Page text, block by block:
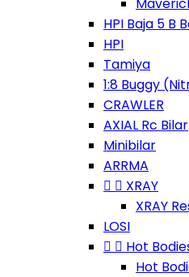
HPI Baja 5 B
HPI
Tamiya
1:8 Buggy
CRAWLER
AXIAL Rc Bilar
Minibilar
ARRMA
  XRAY
XRAY
LOSI
  Hot
Hot